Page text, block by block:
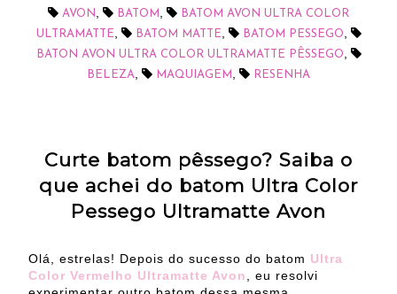
AVON BATOM
BATOM AVON ULTRA COLOR
ULTRAMATTE
BATOM MATTE BATOM PESSEGO
BATON AVON ULTRA COLOR ULTRAMATTE PÊSSEGO
BELEZA MAQUIAGEM RESENHA
Curte batom pêssego? Saiba o
que achei do batom Ultra Color
Pessego Ultramatte Avon
Olá, estrelas! Depois do sucesso do batom Ultra
Color Vermelho Ultramatte Avon
, eu resolvi